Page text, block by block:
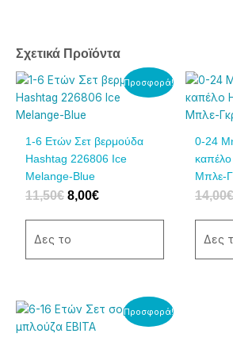
Σχετικά Προϊόντα
Προσφορά!
1-6 Ετών Σετ βερμούδα
Hashtag 226806 Ice
Melange-Blue
11,50€
Original
price
was:
8,00€
Η
τρέχουσα
8,00€.
Δες το
Αυτό
το
προϊόν
πολλαπλές
παραλλαγές.
Οι
επιλογές
μπορούν
του
προϊόντος
0-24
Μπλε-
14,00€
Δες
Αυτό
το
προϊόν
Οι
επιλογές
μπορούν
Προσφορά!
Original
price
Η
τρέχουσα
Αυτό
το